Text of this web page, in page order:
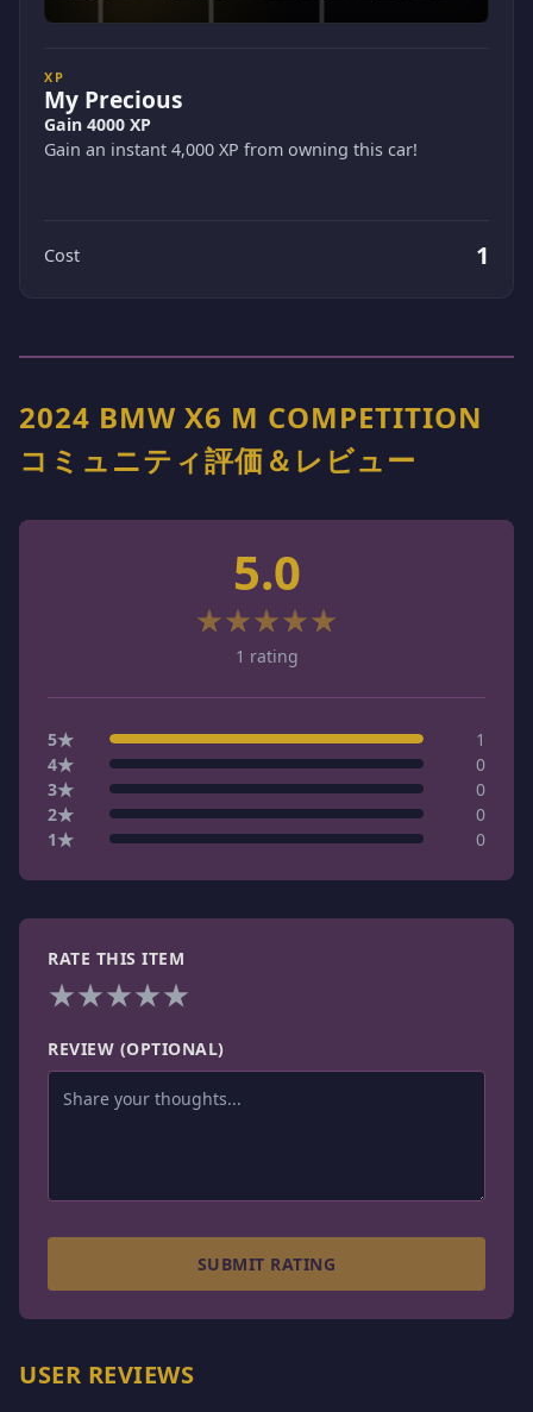
XP
My Precious
Gain 4000 XP
Gain an instant 4,000 XP from owning this car!
Cost 1
2024 BMW X6 M COMPETITION
コミュニティ評価＆レビュー
5.0
★★★★★
1 rating
5★
1
4★
0
3★
0
2★
0
1★ 0
RATE THIS ITEM
★★★★★
REVIEW (OPTIONAL)
SUBMIT RATING
USER REVIEWS